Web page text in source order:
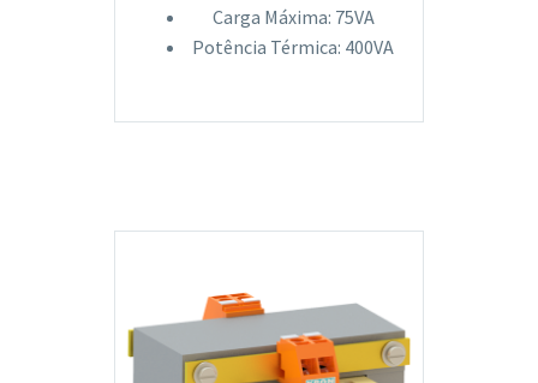
Carga Máxima: 75VA
Potência Térmica: 400VA